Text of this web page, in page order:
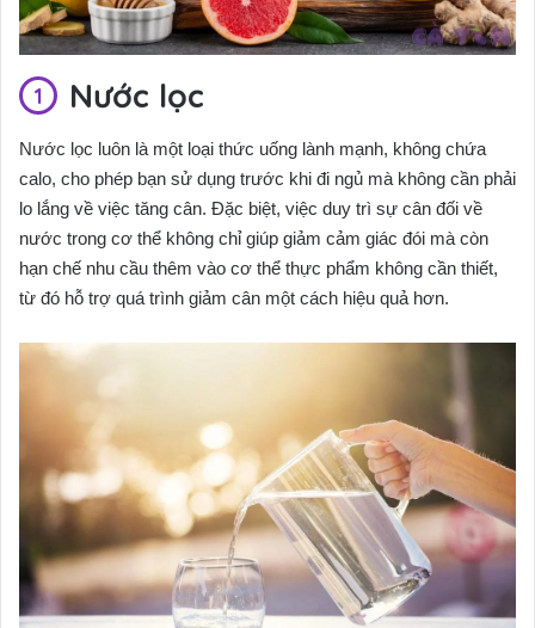
Nước lọc
Nước lọc luôn là một loại thức uống lành mạnh, không chứa
calo, cho phép bạn sử dụng trước khi đi ngủ mà không cần phải
lo lắng về việc tăng cân. Đặc biệt, việc duy trì sự cân đối về
nước trong cơ thể không chỉ giúp giảm cảm giác đói mà còn
hạn chế nhu cầu thêm vào cơ thể thực phẩm không cần thiết,
từ đó hỗ trợ quá trình giảm cân một cách hiệu quả hơn.